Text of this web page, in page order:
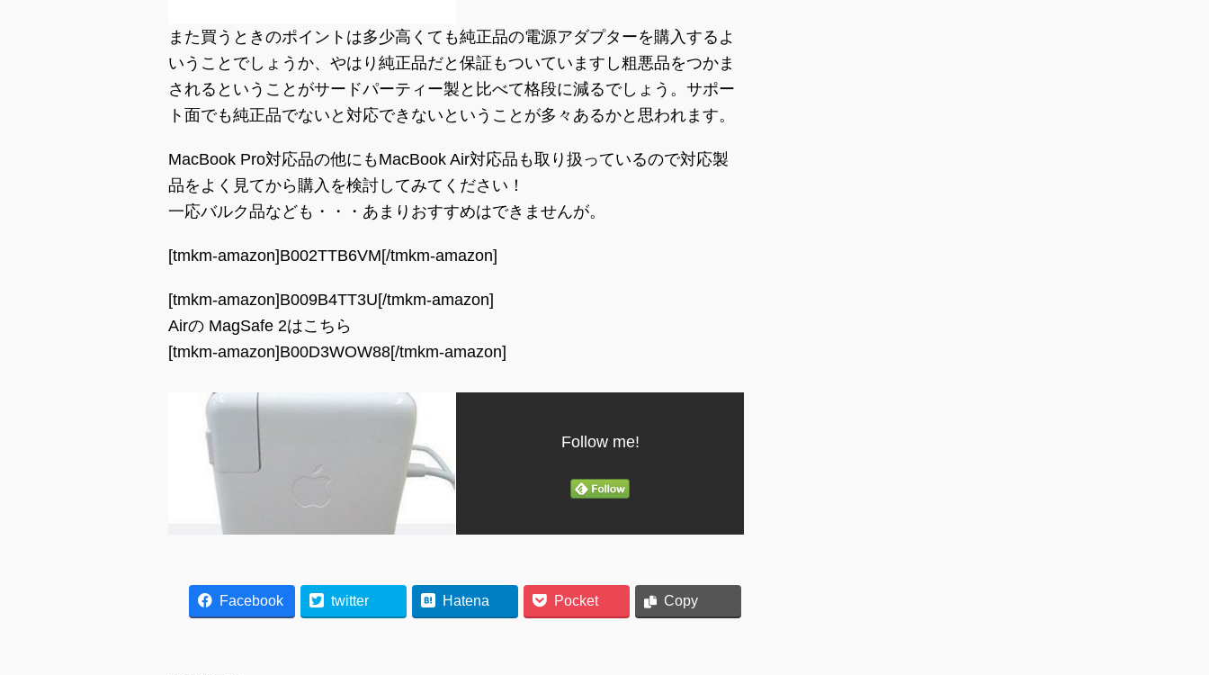
また買うときのポイントは多少高くても純正品の電源アダプターを購入するよ
いうことでしょうか、やはり純正品だと保証もついていますし粗悪品をつかま
されるということがサードパーティー製と比べて格段に減るでしょう。サポー
ト面でも純正品でないと対応できないということが多々あるかと思われます。
MacBook Pro対応品の他にもMacBook Air対応品も取り扱っているので対応製
品をよく見てから購入を検討してみてください！
一応バルク品なども・・・あまりおすすめはできませんが。
[tmkm-amazon]B002TTB6VM[/tmkm-amazon]
[tmkm-amazon]B009B4TT3U[/tmkm-amazon]
Airの MagSafe 2はこちら
[tmkm-amazon]B00D3WOW88[/tmkm-amazon]
Follow me!
Facebook twitter Hatena Pocket Copy